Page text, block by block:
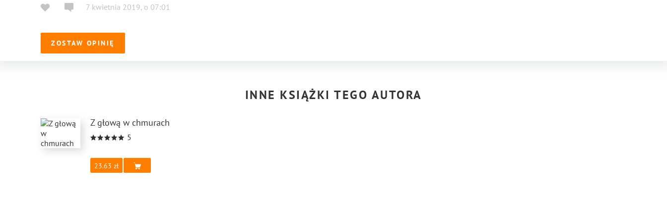
7 kwietnia 2019, o 07:01
ZOSTAW OPINIĘ
INNE KSIĄŻKI TEGO AUTORA
Z głową w chmurach
5
23.63